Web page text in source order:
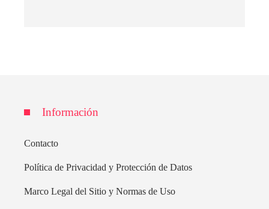
Información
Contacto
Política de Privacidad y Protección de Datos
Marco Legal del Sitio y Normas de Uso